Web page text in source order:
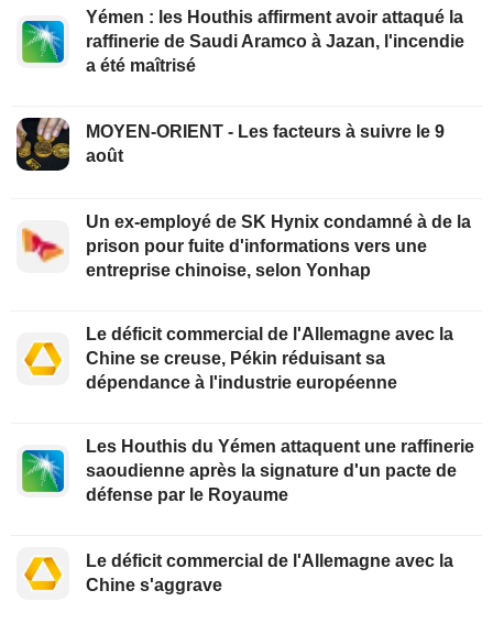
Yémen : les Houthis affirment avoir attaqué la
raffinerie de Saudi Aramco à Jazan, l'incendie
a été maîtrisé
MOYEN-ORIENT - Les facteurs à suivre le 9
août
Un ex-employé de SK Hynix condamné à de la
prison pour fuite d'informations vers une
entreprise chinoise, selon Yonhap
Le déficit commercial de l'Allemagne avec la
Chine se creuse, Pékin réduisant sa
dépendance à l'industrie européenne
Les Houthis du Yémen attaquent une raffinerie
saoudienne après la signature d'un pacte de
défense par le Royaume
Le déficit commercial de l'Allemagne avec la
Chine s'aggrave